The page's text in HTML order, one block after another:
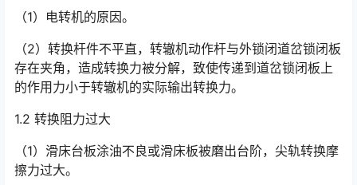
（1）电转机的原因。
（2）转换杆件不平直，转辙机动作杆与外锁闭道岔锁闭板
存在夹角，造成转换力被分解，致使传递到道岔锁闭板上
的作用力小于转辙机的实际输出转换力。
1.2 转换阻力过大
（1）滑床台板涂油不良或滑床板被磨出台阶，尖轨转换摩
擦力过大。